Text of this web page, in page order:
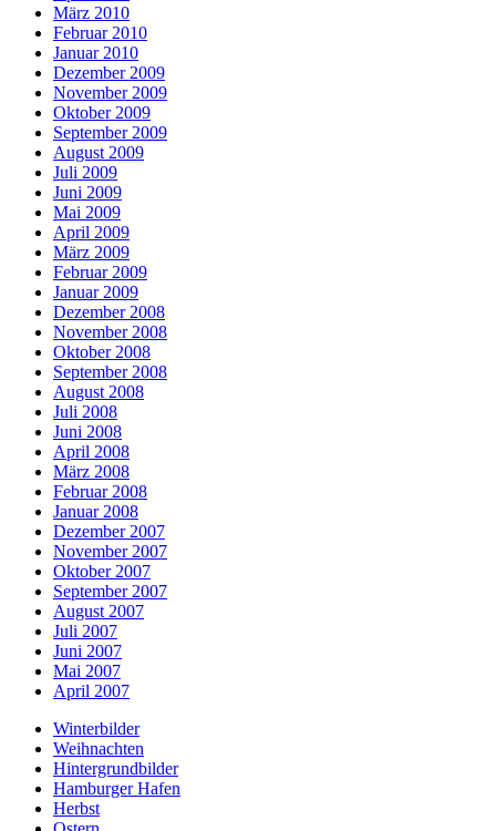
März 2010
Februar 2010
Januar 2010
Dezember 2009
November 2009
Oktober 2009
September 2009
August 2009
Juli 2009
Juni 2009
Mai 2009
April 2009
März 2009
Februar 2009
Januar 2009
Dezember 2008
November 2008
Oktober 2008
September 2008
August 2008
Juli 2008
Juni 2008
April 2008
März 2008
Februar 2008
Januar 2008
Dezember 2007
November 2007
Oktober 2007
September 2007
August 2007
Juli 2007
Juni 2007
Mai 2007
April 2007
Winterbilder
Weihnachten
Hintergrundbilder
Hamburger Hafen
Herbst